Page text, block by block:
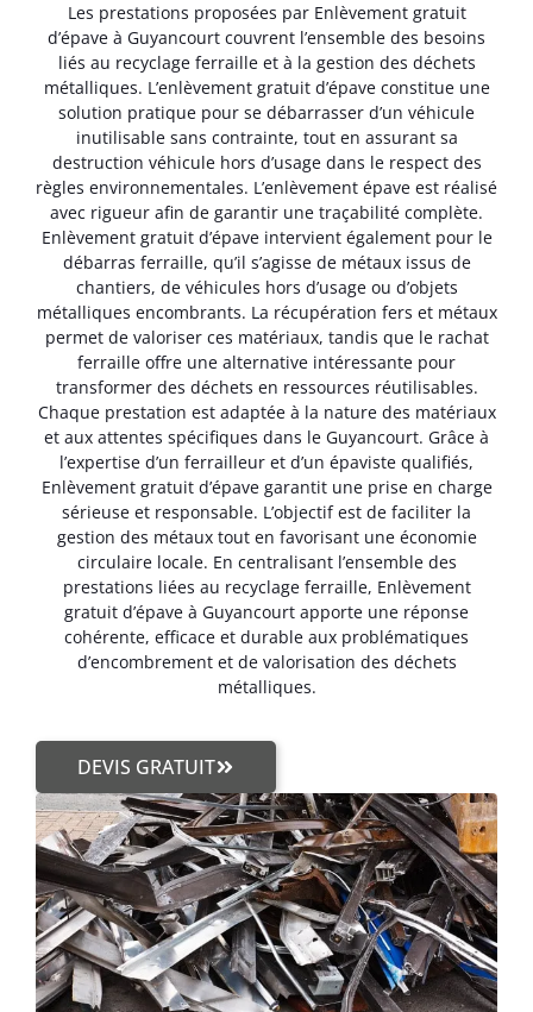
Les prestations proposées par Enlèvement gratuit
d’épave à Guyancourt couvrent l’ensemble des besoins
liés au recyclage ferraille et à la gestion des déchets
métalliques. L’enlèvement gratuit d’épave constitue une
solution pratique pour se débarrasser d’un véhicule
inutilisable sans contrainte, tout en assurant sa
destruction véhicule hors d’usage dans le respect des
règles environnementales. L’enlèvement épave est réalisé
avec rigueur afin de garantir une traçabilité complète.
Enlèvement gratuit d’épave intervient également pour le
débarras ferraille, qu’il s’agisse de métaux issus de
chantiers, de véhicules hors d’usage ou d’objets
métalliques encombrants. La récupération fers et métaux
permet de valoriser ces matériaux, tandis que le rachat
ferraille offre une alternative intéressante pour
transformer des déchets en ressources réutilisables.
Chaque prestation est adaptée à la nature des matériaux
et aux attentes spécifiques dans le Guyancourt. Grâce à
l’expertise d’un ferrailleur et d’un épaviste qualifiés,
Enlèvement gratuit d’épave garantit une prise en charge
sérieuse et responsable. L’objectif est de faciliter la
gestion des métaux tout en favorisant une économie
circulaire locale. En centralisant l’ensemble des
prestations liées au recyclage ferraille, Enlèvement
gratuit d’épave à Guyancourt apporte une réponse
cohérente, efficace et durable aux problématiques
d’encombrement et de valorisation des déchets
métalliques.
DEVIS GRATUIT